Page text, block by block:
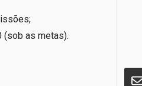
(sob as metas).